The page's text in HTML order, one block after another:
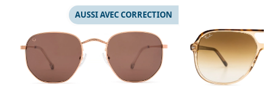
Toutes les marques
Prada
Toutes les marques
AUSSI AVEC CORRECTION